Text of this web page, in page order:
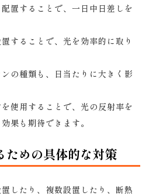
置することで、一日中日差しを
することで、光を効率的に取り
の種類も、日当たりに大きく影
使用することで、光の反射率を
果も期待できます。
ための具体的な対策
したり、複数設置したり、断熱